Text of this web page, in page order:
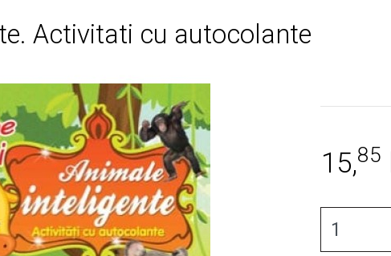
Activitati cu autocolante
15,85